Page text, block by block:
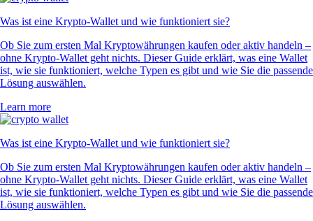
Was ist eine Krypto-Wallet und wie funktioniert sie?
Ob Sie zum ersten Mal Kryptowährungen kaufen oder aktiv handeln –
ohne Krypto-Wallet geht nichts. Dieser Guide erklärt, was eine Wallet
ist, wie sie funktioniert, welche Typen es gibt und wie Sie die passende
Lösung auswählen.
Learn more
Was ist eine Krypto-Wallet und wie funktioniert sie?
Ob Sie zum ersten Mal Kryptowährungen kaufen oder aktiv handeln –
ohne Krypto-Wallet geht nichts. Dieser Guide erklärt, was eine Wallet
ist, wie sie funktioniert, welche Typen es gibt und wie Sie die passende
Lösung auswählen.